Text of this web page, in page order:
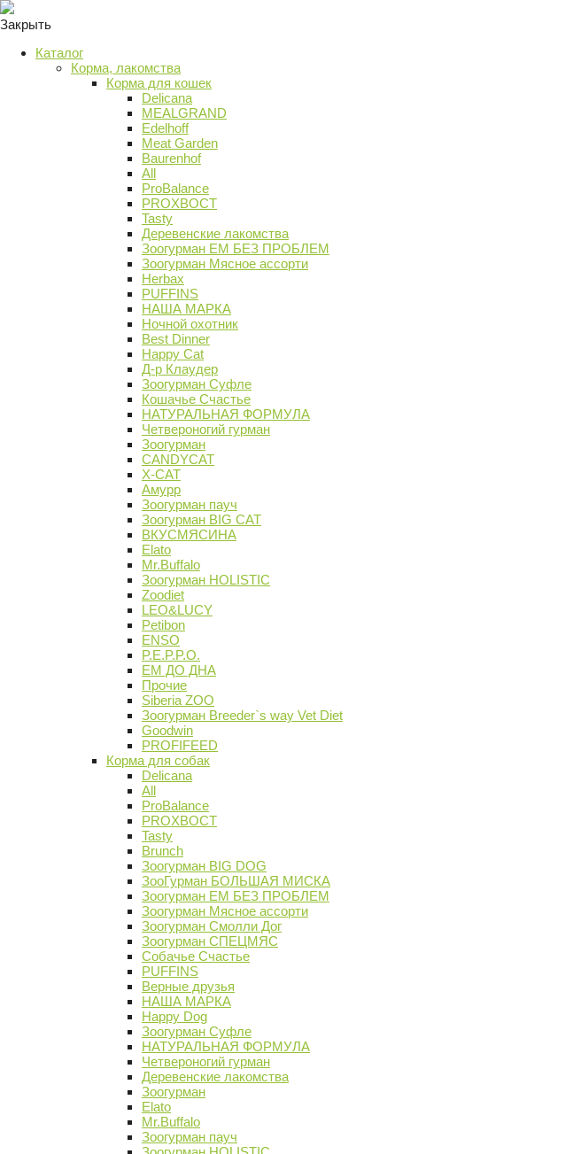
Закрыть
Каталог
Корма, лакомства
Корма для кошек
Delicana
MEALGRAND
Edelhoff
Meat Garden
Baurenhof
All
ProBalance
PROХВОСТ
Tasty
Деревенские лакомства
Зоогурман ЕМ БЕЗ ПРОБЛЕМ
Зоогурман Мясное ассорти
Herbax
PUFFINS
НАША МАРКА
Ночной охотник
Best Dinner
Happy Cat
Д-р Клаудер
Зоогурман Суфле
Кошачье Счастье
НАТУРАЛЬНАЯ ФОРМУЛА
Четвероногий гурман
Зоогурман
CANDYCAT
X-CAT
Амурр
Зоогурман пауч
Зоогурман BIG CAT
ВКУСМЯСИНА
Elato
Mr.Buffalo
Зоогурман HOLISTIC
Zoodiet
LEO&LUCY
Petibon
ENSO
P.E.P.P.O.
ЕМ ДО ДНА
Прочие
Siberia ZOO
Зоогурман Breeder`s way Vet Diet
Goodwin
PROFIFEED
Корма для собак
Delicana
All
ProBalance
PROХВОСТ
Tasty
Brunch
Зоогурман BIG DOG
ЗооГурман БОЛЬШАЯ МИСКА
Зоогурман ЕМ БЕЗ ПРОБЛЕМ
Зоогурман Мясное ассорти
Зоогурман Смолли Дог
Зоогурман СПЕЦМЯС
Собачье Счастье
PUFFINS
Верные друзья
НАША МАРКА
Happy Dog
Зоогурман Суфле
НАТУРАЛЬНАЯ ФОРМУЛА
Четвероногий гурман
Деревенские лакомства
Зоогурман
Elato
Mr.Buffalo
Зоогурман пауч